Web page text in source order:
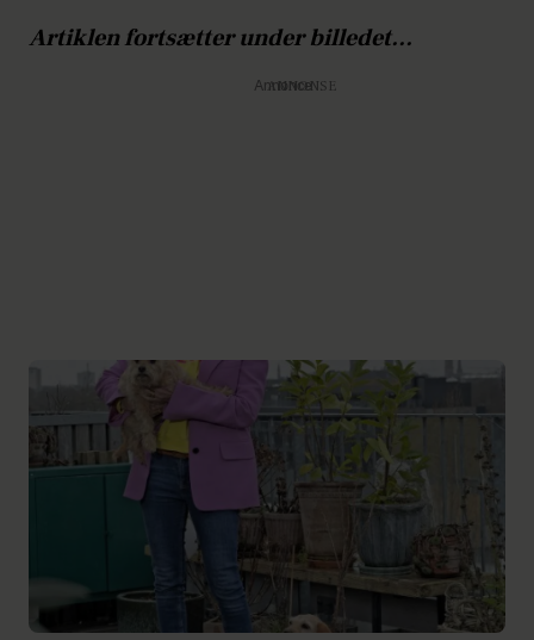
Artiklen fortsætter under billedet...
Annonce